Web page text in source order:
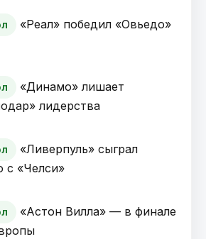
«Реал» победил «Овьедо»
«Динамо» лишает
лидерства
«Ливерпуль» сыграл
с «Челси»
«Астон Вилла» — в финале